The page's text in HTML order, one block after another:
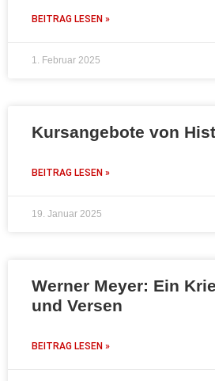
BEITRAG LESEN »
1. Februar 2025
Kursangebote von
BEITRAG LESEN »
19. Januar 2025
Werner Meyer: Ein
und Versen
BEITRAG LESEN »